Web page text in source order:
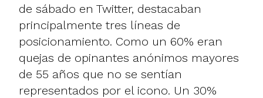
de sábado en Twitter, destacaban
principalmente tres líneas de
posicionamiento. Como un 60% eran
quejas de opinantes anónimos mayores
de 55 años que no se sentían
representados por el icono. Un 30%